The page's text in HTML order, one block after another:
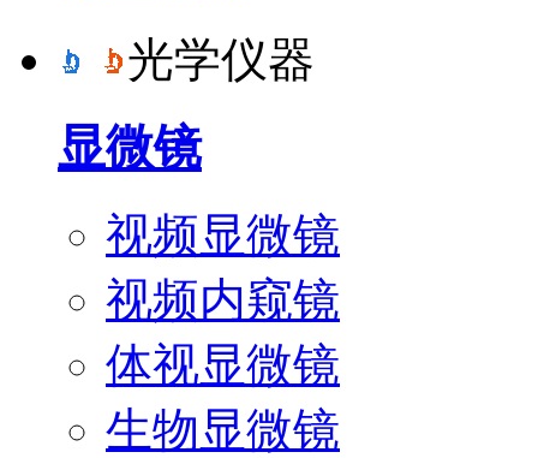
光学仪器
显微镜
视频显微镜
视频内窥镜
体视显微镜
生物显微镜